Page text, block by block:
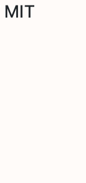
MIT